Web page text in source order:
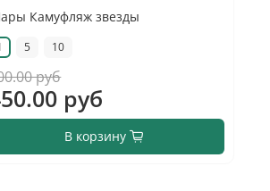
Камуфляж звезды
5 10
руб
руб
В корзину